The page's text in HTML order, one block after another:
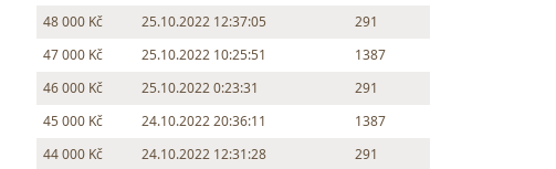
48 000 Kč
25.10.2022 12:37:05
291
47 000 Kč
25.10.2022 10:25:51
1387
46 000 Kč
25.10.2022 0:23:31
291
45 000 Kč
24.10.2022 20:36:11
1387
44 000 Kč
24.10.2022 12:31:28
291